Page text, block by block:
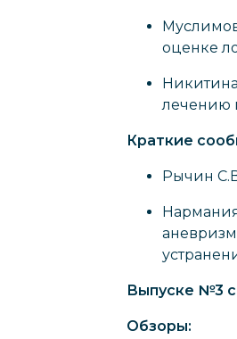
оценке
лечению
Краткие
Рычин
Выпуске №3
Обзоры: